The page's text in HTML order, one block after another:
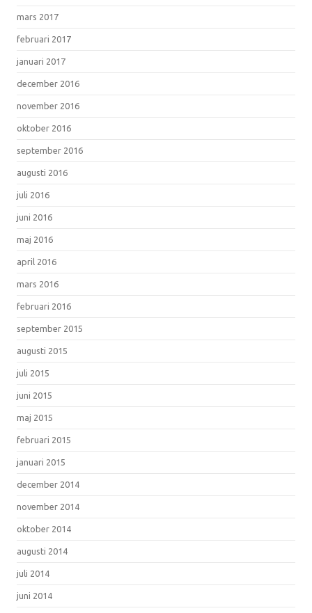
mars 2017
februari 2017
januari 2017
december 2016
november 2016
oktober 2016
september 2016
augusti 2016
juli 2016
juni 2016
maj 2016
april 2016
mars 2016
februari 2016
september 2015
augusti 2015
juli 2015
juni 2015
maj 2015
februari 2015
januari 2015
december 2014
november 2014
oktober 2014
augusti 2014
juli 2014
juni 2014